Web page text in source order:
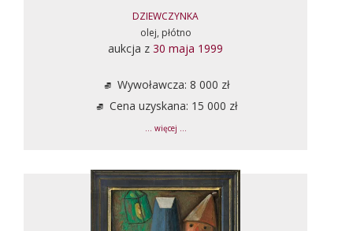
DZIEWCZYNKA
olej, płótno
aukcja z 30 maja 1999
Wywoławcza: 8 000 zł
Cena uzyskana: 15 000 zł
... więcej ...